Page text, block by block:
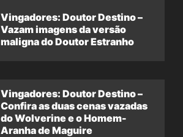
Vingadores: Doutor Destino –
Vazam imagens da versão
maligna do Doutor Estranho
Vingadores: Doutor Destino –
Confira as duas cenas vazadas
do Wolverine e o Homem-
Aranha de Maguire